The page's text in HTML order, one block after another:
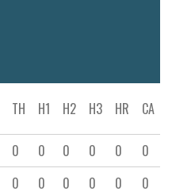
TH H1 H2 H3 HR CA
0 0 0 0 0 0
0 0 0 0 0 0